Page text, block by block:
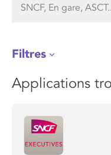
Filtres
Applications